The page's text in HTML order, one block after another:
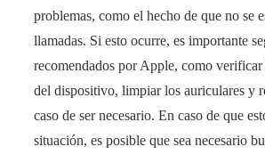
problemas, como el hecho de que no se
llamadas. Si esto ocurre, es importante
recomendados por Apple, como
del dispositivo, limpiar los auriculares y
caso de ser necesario. En caso de que
situación, es posible que sea necesario